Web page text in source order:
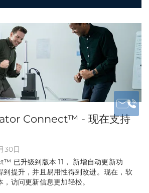
Connect™ - 现在支持
30日
已升级到版本 11， 新增自动更新功
到提升，并且易用性得到改进。现在，软
访问更新信息更加轻松。